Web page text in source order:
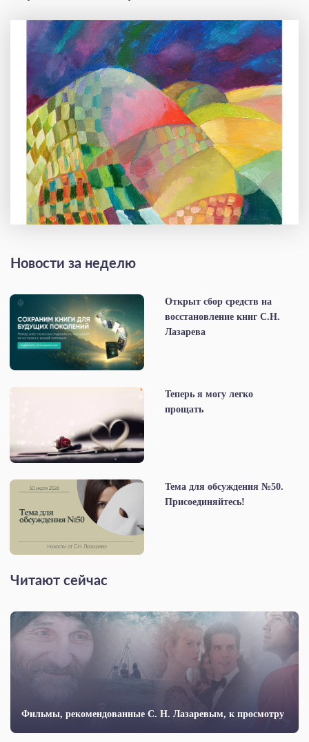
Новости за неделю
Открыт сбор средств на
восстановление книг С.Н.
Лазарева
Теперь я могу легко
прощать
Тема для обсуждения №50.
Присоединяйтесь!
Читают сейчас
Фильмы, рекомендованные С. Н. Лазаревым, к просмотру